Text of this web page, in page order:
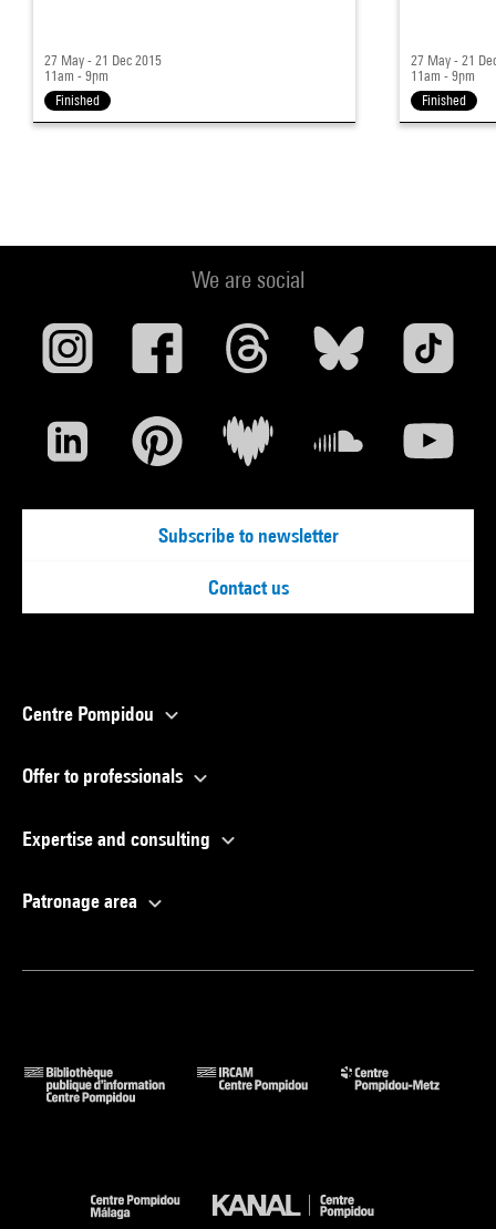
27 May - 21 Dec 2015
11am - 9pm
Finished
27 May - 21
11am - 9pm
Finished
We are social
Subscribe to newsletter
Contact us
Centre Pompidou
Offer to professionals
Expertise and consulting
Patronage area